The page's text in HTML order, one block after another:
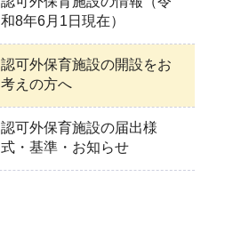
和8年6月1日現在）
認可外保育施設の開設をお
考えの方へ
認可外保育施設の届出様
式・基準・お知らせ